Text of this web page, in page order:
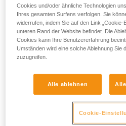
Cookies und/oder ähnliche Technologien
Ihres gesamten Surfens verfolgen. Sie
widerrufen, indem Sie auf den Link
unteren Rand der Website befindet. Die
Cookies kann Ihre Benutzererfahrung
Umständen wird eine solche Ablehnung Sie
zuzugreifen.
Alle ablehnen
Cookie-